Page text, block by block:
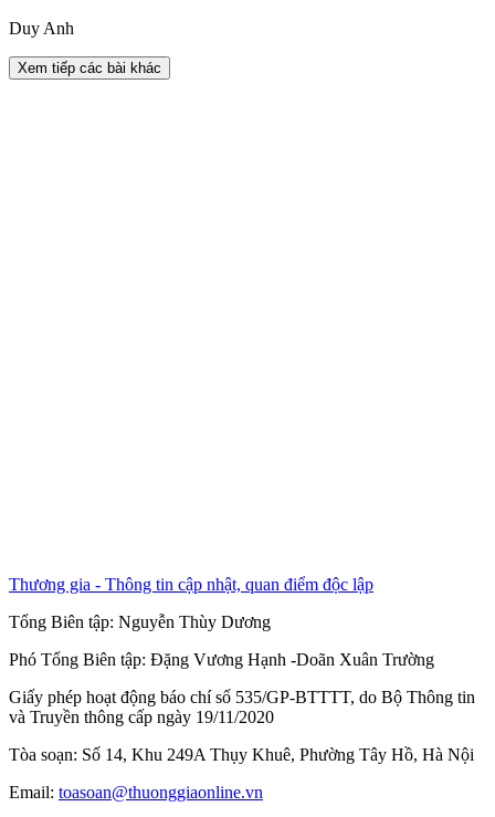
Duy Anh
Xem tiếp các bài khác
Thương gia - Thông tin cập nhật, quan điểm độc lập
Tổng Biên tập: Nguyễn Thùy Dương
Phó Tổng Biên tập: Đặng Vương Hạnh -Doãn Xuân Trường
Giấy phép hoạt động báo chí số 535/GP-BTTTT, do Bộ Thông tin
và Truyền thông cấp ngày 19/11/2020
Tòa soạn: Số 14, Khu 249A Thụy Khuê, Phường Tây Hồ, Hà Nội
Email: toasoan@thuonggiaonline.vn